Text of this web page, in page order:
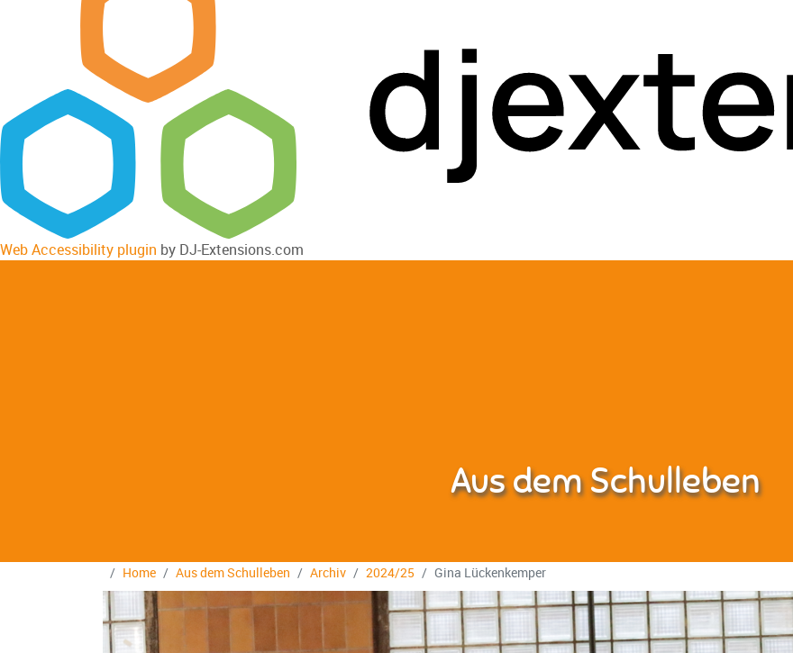
Web Accessibility plugin by DJ-Extensions.com
Aus dem Schulleben
Home Aus dem Schulleben Archiv 2024/25 Gina Lückenkemper